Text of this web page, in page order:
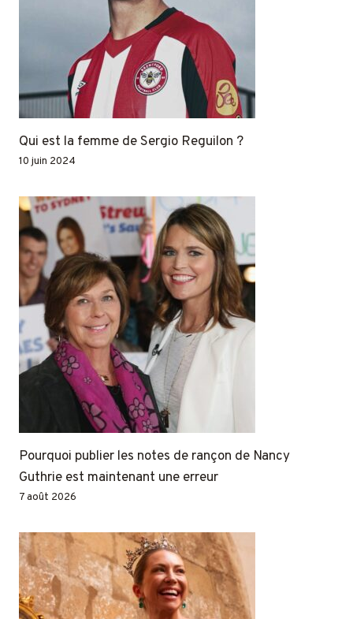
Qui est la femme de Sergio Reguilon ?
10 juin 2024
Pourquoi publier les notes de rançon de Nancy
Guthrie est maintenant une erreur
7 août 2026